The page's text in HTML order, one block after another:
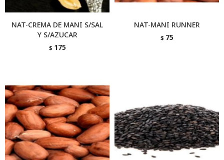
NAT-CREMA DE MANI S/SAL
Y S/AZUCAR
$ 175
NAT-MANI RUNNER
$ 75